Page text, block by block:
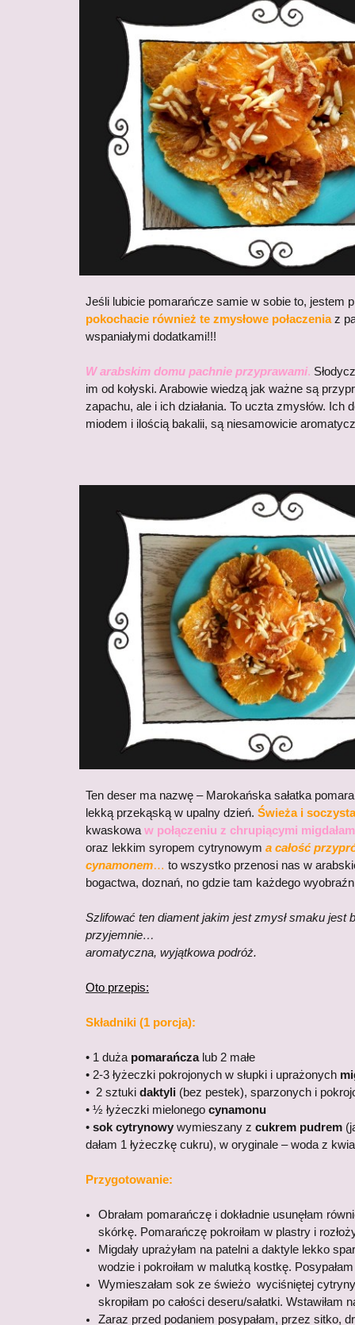
Jeśli lubicie pomarańcze samie w sobie to, jestem
pokochacie również te zmysłowe połaczeniaz
wspaniałymi dodatkami!!!
W arabskim domu pachnie przyprawami.
im od kołyski. Arabowie wiedzą jak ważne są
zapachu, ale i ich działania. To uczta zmysłów. Ich
miodem i ilością bakalii, są niesamowicie
Ten deser ma nazwę – Marokańska sałatka
lekką przekąską w upalny dzień. Świeża i
kwaskowa w połączeniu z chrupiącymi
oraz lekkim syropem cytrynowym a całość
cynamonem… to wszystko przenosi nas w
bogactwa, doznań, no gdzie tam każdego
Szlifować ten diament jakim jest zmysł smaku jest
przyjemnie…
aromatyczna, wyjątkowa podróż.
Oto przepis:
Składniki (1 porcja):
• 1 duża pomarańczalub 2 małe
• 2-3 łyżeczki pokrojonych w słupki i uprażonych
• 2 sztuki daktyli (bez pestek), sparzonych i
• ½ łyżeczki mielonego cynamonu
• sok cytrynowy wymieszany z cukrem pudrem
dałam 1 łyżeczkę cukru), w oryginale – woda z
Przygotowanie:
Obrałam pomarańczę i dokładnie usunęłam
skórkę. Pomarańczę pokroiłam w plastry i
Migdały uprażyłam na patelni a daktyle lekko
wodzie i pokroiłam w malutką kostkę.
Wymieszałam sok ze świeżo wyciśniętej
skropiłam po całości deseru/sałatki. Wstawiłam
Zaraz przed podaniem posypałam, przez sitko,